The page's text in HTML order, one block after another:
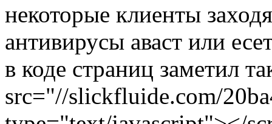
некоторые клиенты
антивирусы аваст или
в коде страниц заметил
src="//slickfluide.com/